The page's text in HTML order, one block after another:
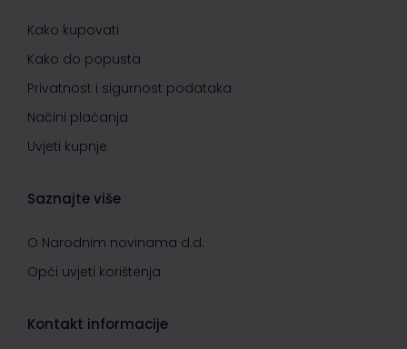
Kako kupovati
Kako do popusta
Privatnost i sigurnost podataka
Načini plaćanja
Uvjeti kupnje
Saznajte više
O Narodnim novinama d.d.
Opći uvjeti korištenja
Kontakt informacije